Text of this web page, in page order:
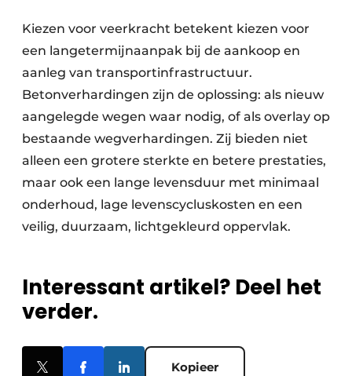
Kiezen voor veerkracht betekent kiezen voor
een langetermijnaanpak bij de aankoop en
aanleg van transportinfrastructuur.
Betonverhardingen zijn de oplossing: als nieuw
aangelegde wegen waar nodig, of als overlay op
bestaande wegverhardingen. Zij bieden niet
alleen een grotere sterkte en betere prestaties,
maar ook een lange levensduur met minimaal
onderhoud, lage levenscycluskosten en een
veilig, duurzaam, lichtgekleurd oppervlak.
Interessant artikel? Deel het
verder.
Kopieer